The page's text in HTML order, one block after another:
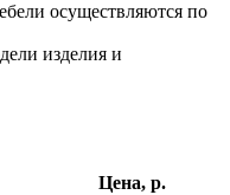
осуществляются по
изделия и
Цена, р.